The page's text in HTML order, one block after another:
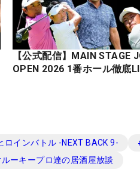
【公式配信】MAIN STAGE
OPEN 2026 1番ホール
ロインバトル -NEXT BACK 9-
ルーキープロ達の居酒屋放談